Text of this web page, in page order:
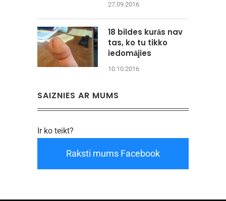
27.09.2016
18 bildes kurās nav
tas, ko tu tikko
iedomājies
10.10.2016
SAIZNIES AR MUMS
Ir ko teikt?
Raksti mums Facebook